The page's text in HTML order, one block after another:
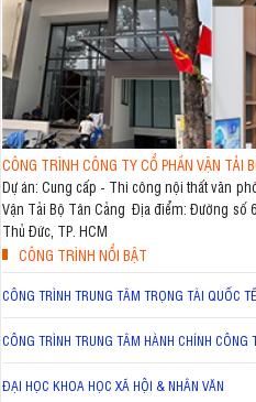
CÔNG TRÌNH CÔNG TY CỔ PHẦN VẬN TẢI
Dự án: Cung cấp - Thi công nội thất văn
Vận Tải Bộ Tân Cảng Địa điểm: Đường số
Thủ Đức, TP. HCM
CÔNG TRÌNH NỔI BẬT
CÔNG TRÌNH TRUNG TÂM TRỌNG TÀI QUỐC
CÔNG TRÌNH TRUNG TÂM HÀNH CHÍNH CÔNG
ĐẠI HỌC KHOA HỌC XÃ HỘI & NHÂN VĂN